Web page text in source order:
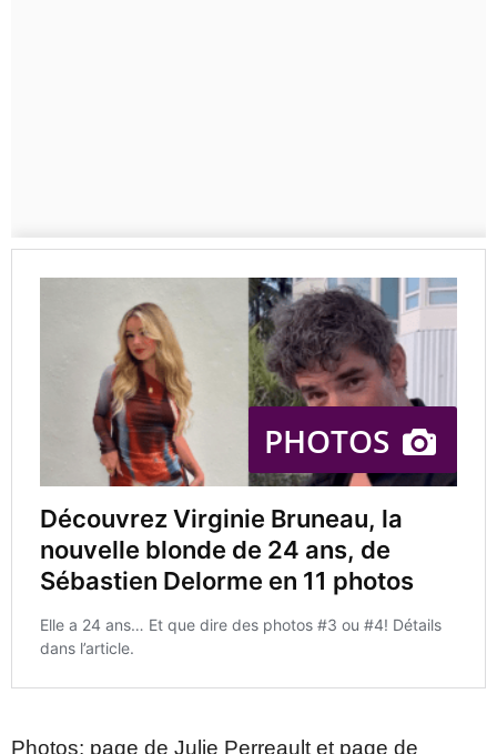
Photos: page de Julie Perreault et page de